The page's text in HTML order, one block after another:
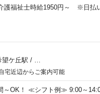
護福祉士時給1950円～ ※日払
望ケ丘駅 /
近辺からご案内可能
～OK！ ≪シフト例≫ 9:00～